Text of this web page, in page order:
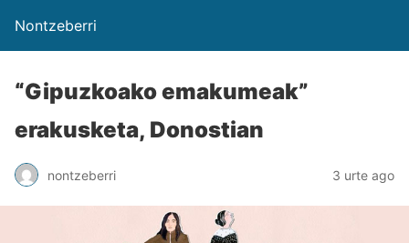
Nontzeberri
“Gipuzkoako emakumeak”
erakusketa, Donostian
nontzeberri 3 urte ago